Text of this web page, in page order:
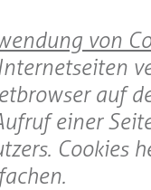
von
auf
einer
Cookies